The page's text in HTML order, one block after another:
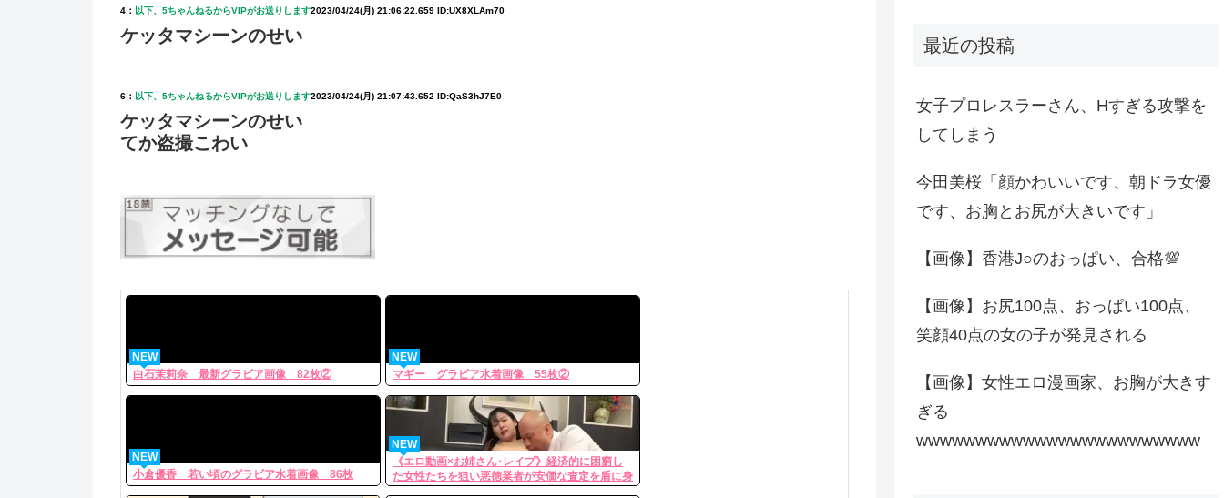
4： 以下、5ちゃんねるからVIPがお送りします2023/04/24(月) 21:06:22.659 ID:UX8XLAm70
ケッタマシーンのせい
6： 以下、5ちゃんねるからVIPがお送りします2023/04/24(月) 21:07:43.652 ID:QaS3hJ7E0
ケッタマシーンのせい
てか盗撮こわい
白石茉莉奈 最新グラビア画像 82枚②
NEW
マギー グラビア水着画像 55枚②
NEW
小倉優香 若い頃のグラビア水着画像 86枚
NEW
《エロ動画×お姉さん･レイプ》経済的に困窮し
た女性たちを狙い悪徳業者が安価な査定を盾に身
体を要求して次々と辱めていく悲劇
NEW
最近の投稿
女子プロレスラーさん、Hすぎる攻撃を
してしまう
今田美桜「顔かわいいです、朝ドラ女優
です、お胸とお尻が大きいです」
【画像】香港J○のおっぱい、合格💯
【画像】お尻100点、おっぱい100点、
笑顔40点の女の子が発見される
【画像】女性エロ漫画家、お胸が大きす
ぎる
wwwwwwwwwwwwwwwwwwwwwwww